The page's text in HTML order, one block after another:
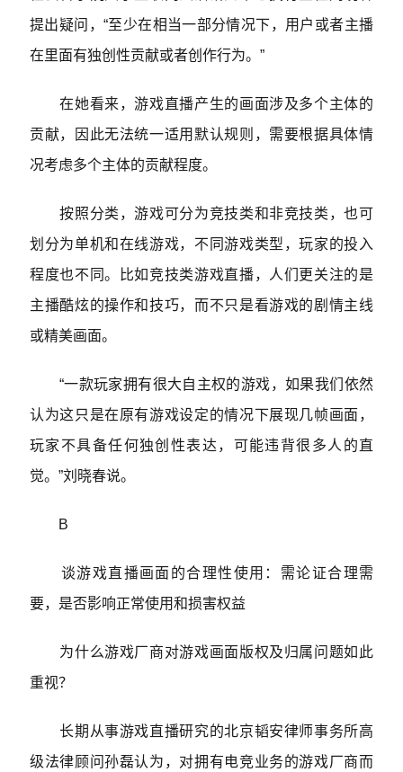
提出疑问，“至少在相当一部分情况下，用户或者主播
在里面有独创性贡献或者创作行为。”
在她看来，游戏直播产生的画面涉及多个主体的
贡献，因此无法统一适用默认规则，需要根据具体情
况考虑多个主体的贡献程度。
按照分类，游戏可分为竞技类和非竞技类，也可
划分为单机和在线游戏，不同游戏类型，玩家的投入
程度也不同。比如竞技类游戏直播，人们更关注的是
主播酷炫的操作和技巧，而不只是看游戏的剧情主线
或精美画面。
“一款玩家拥有很大自主权的游戏，如果我们依然
认为这只是在原有游戏设定的情况下展现几帧画面，
玩家不具备任何独创性表达，可能违背很多人的直
觉。”刘晓春说。
B
谈游戏直播画面的合理性使用：需论证合理需
要，是否影响正常使用和损害权益
为什么游戏厂商对游戏画面版权及归属问题如此
重视？
长期从事游戏直播研究的北京韬安律师事务所高
级法律顾问孙磊认为，对拥有电竞业务的游戏厂商而